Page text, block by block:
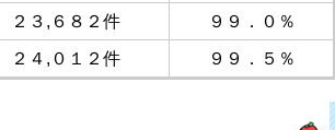
２３,６８２件
９９．０％
２４,０１２件 ９９．５％